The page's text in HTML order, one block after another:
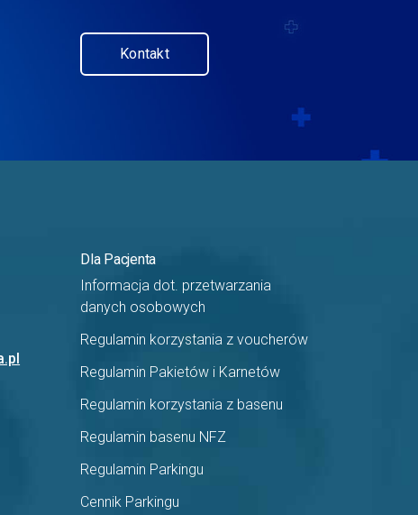
Kontakt
Dla Pacjenta
Informacja dot. przetwarzania
danych osobowych
Regulamin korzystania z voucherów
Regulamin Pakietów i Karnetów
Regulamin korzystania z basenu
Regulamin basenu NFZ
Regulamin Parkingu
Cennik Parkingu